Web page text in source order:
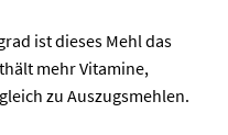
ist dieses Mehl das
mehr Vitamine,
zu Auszugsmehlen.